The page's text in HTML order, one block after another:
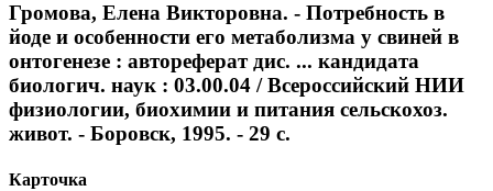
Громова, Елена Викторовна. - Потребность в
йоде и особенности его метаболизма у свиней в
онтогенезе : автореферат дис. ... кандидата
биологич. наук : 03.00.04 / Всероссийский НИИ
физиологии, биохимии и питания сельскохоз.
живот. - Боровск, 1995. - 29 с.
Карточка